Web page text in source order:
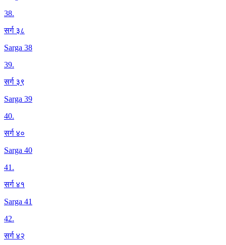
38.
सर्ग ३८
Sarga 38
39.
सर्ग ३९
Sarga 39
40.
सर्ग ४०
Sarga 40
41.
सर्ग ४१
Sarga 41
42.
सर्ग ४२